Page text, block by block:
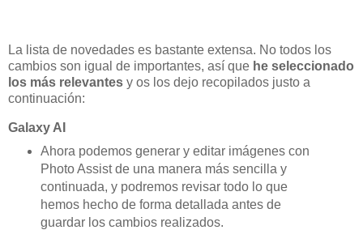
La lista de novedades es bastante extensa. No todos los
cambios son igual de importantes, así que he seleccionado
los más relevantes y os los dejo recopilados justo a
continuación:
Galaxy AI
Ahora podemos generar y editar imágenes con
Photo Assist de una manera más sencilla y
continuada, y podremos revisar todo lo que
hemos hecho de forma detallada antes de
guardar los cambios realizados.